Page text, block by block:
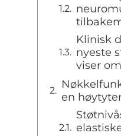
Klinisk
nyeste
viser
en